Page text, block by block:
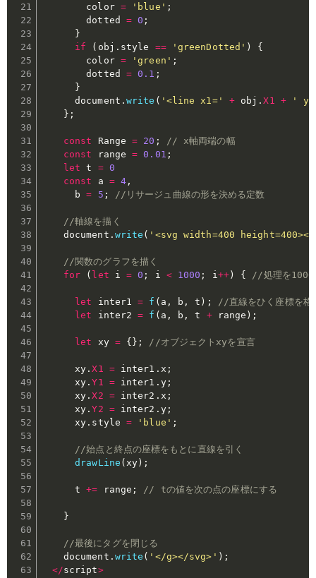
        color
= 'blue' ;
        dotted
= 0 ;
}
if
( obj . style == 'greenDotted' )
{
        color
= 'green' ;
        dotted
= 0.1 ;
}
      document
.write ( '<line x1=' + obj .X1 +
'
} ;
const Range = 20 ;
// x軸両端の幅
const range = 0.01 ;
let t = 0
const a = 4 ,
      b
= 5 ; //リサージュ曲線の形を決める定数
//軸線を描く
    document
. write ( '<svg width=400
//関数のグラフを描く
for
( let i = 0 ; i < 1000 ; i ++) { //処理を1000
let inter1 = f ( a , b , t ) ;
//直線をひく座標を格
let inter2 = f ( a , b , t + range ) ;
let xy = { } ; //オブジェクトxyを宣言
      xy
.X1 = inter1 . x ;
      xy
.Y1 = inter1 . y;
      xy
.X2 = inter2 . x ;
      xy
.Y2 = inter2 . y;
      xy
. style = 'blue' ;
//始点と終点の座標をもとに直線を引く
drawLine ( xy ) ;
      t
+= range ; // tの値を次の点の座標にする
}
//最後にタグを閉じる
    document
. write ( '</g></svg>' ) ;
</script>